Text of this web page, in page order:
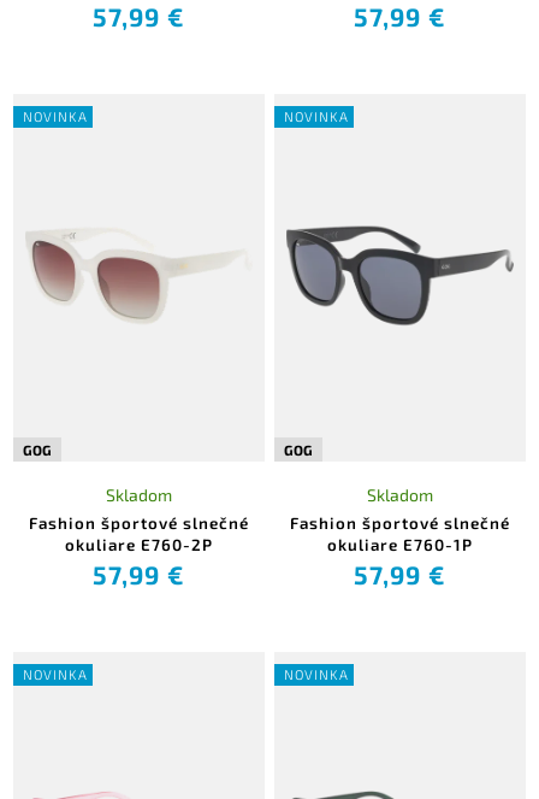
57,99 € 57,99 €
NOVINKA
GOG
Fashion športové slnečné
okuliare E760-2P
Skladom
57,99 €
NOVINKA
GOG
Fashion športové slnečné
okuliare E760-1P
Skladom
57,99 €
NOVINKA NOVINKA